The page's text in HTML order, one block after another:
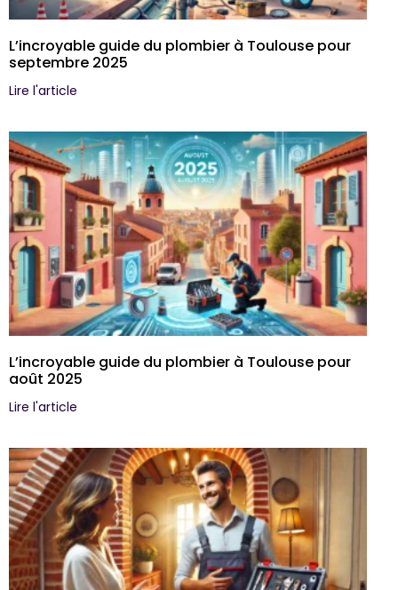
L’incroyable guide du plombier à Toulouse pour
septembre 2025
Lire l'article
L’incroyable guide du plombier à Toulouse pour
août 2025
Lire l'article